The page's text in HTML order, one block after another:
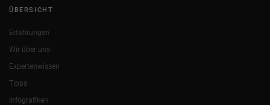
ÜBERSICHT
Erfahrungen
Wir über uns
Expertenwissen
Tipps
Infografiken